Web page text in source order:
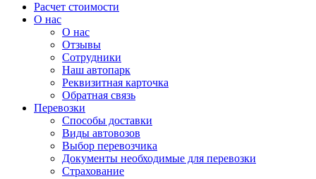
Расчет стоимости
О нас
О нас
Отзывы
Сотрудники
Наш автопарк
Реквизитная карточка
Обратная связь
Перевозки
Способы доставки
Виды автовозов
Выбор перевозчика
Документы необходимые для перевозки
Страхование